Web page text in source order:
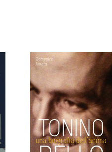
AGGIUNGI AL CARRELLO